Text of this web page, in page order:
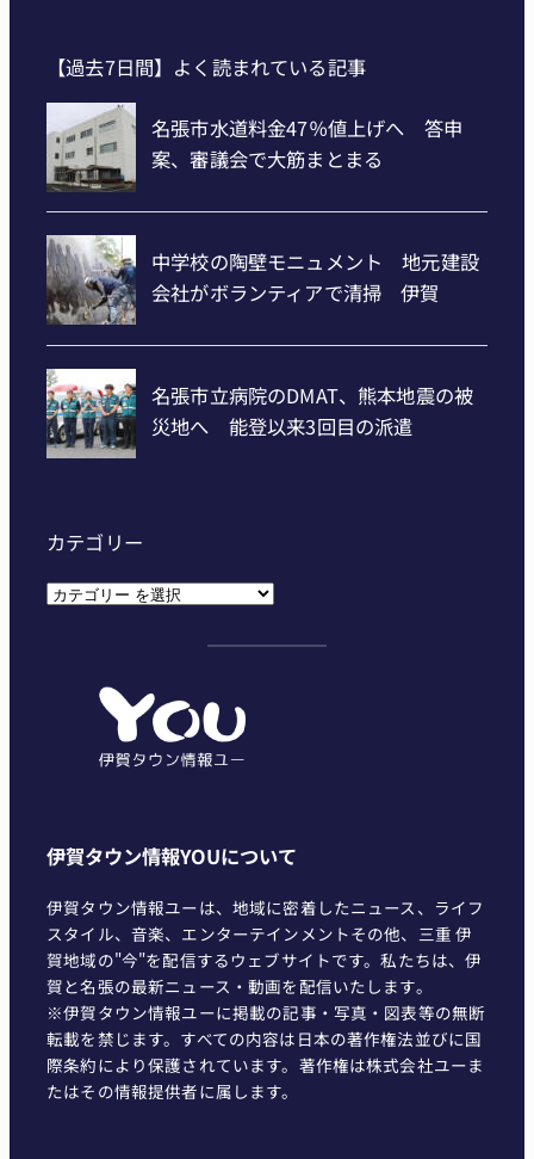
【過去7日間】よく読まれている記事
カテゴリー
カ
伊賀タウン情報YOUについて
伊賀タウン情報ユーは、地域に密着したニュース、ライフ
スタイル、音楽、エンターテインメントその他、三重 伊
賀地域の"今"を配信するウェブサイトです。私たちは、伊
賀と名張の最新ニュース・動画を配信いたします。
※伊賀タウン情報ユーに掲載の記事・写真・図表等の無断
転載を禁じます。すべての内容は日本の著作権法並びに国
際条約により保護されています。著作権は株式会社ユーま
たはその情報提供者に属します。